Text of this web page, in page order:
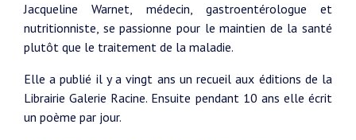
Jacqueline Warnet, médecin, gastroentérologue et
nutritionniste, se passionne pour le maintien de la santé
plutôt que le traitement de la maladie.
Elle a publié il y a vingt ans un recueil aux éditions de la
Librairie Galerie Racine. Ensuite pendant 10 ans elle écrit
un poème par jour.